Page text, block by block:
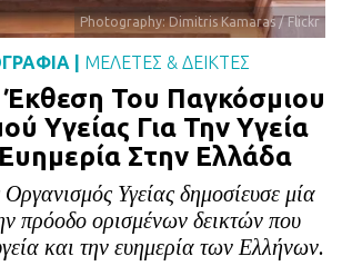
PODCASTS
BLOG
ABOUT
ΕΠΙΚΟΙΝΩΝΙΑ
ΕΚΔΟΣΕΙΣ
Photography: Dimitris Kamaras / Flickr
ΜΕΛΕΤΕΣ & ΔΕΙΚΤΕΣ
Έκθεση Του Παγκόσμιου
Υγείας Για Την Υγεία
Στην Ελλάδα
Υγείας δημοσίευσε μία
πρόοδο ορισμένων δεικτών που
και την ευημερία των Ελλήνων.